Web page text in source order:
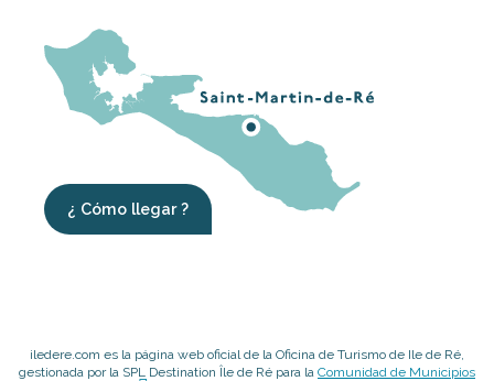
¿ Cómo llegar ?
iledere.com es la página web oficial de la Oficina de Turismo de Ile de Ré,
gestionada por la SPL Destination Île de Ré para la Comunidad de Municipios